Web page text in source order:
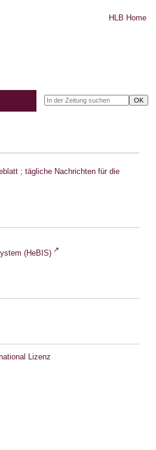
HLB Home
; tägliche Nachrichten für die
(HeBIS)
Lizenz